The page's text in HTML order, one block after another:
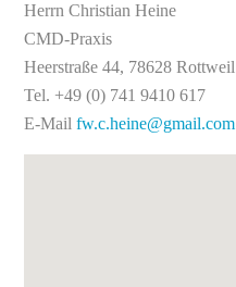
Herrn Christian Heine
CMD-Praxis
Heerstraße 44, 78628 Rottweil
Tel. +49 (0) 741 9410 617
E-Mailfw.c.heine@gmail.com